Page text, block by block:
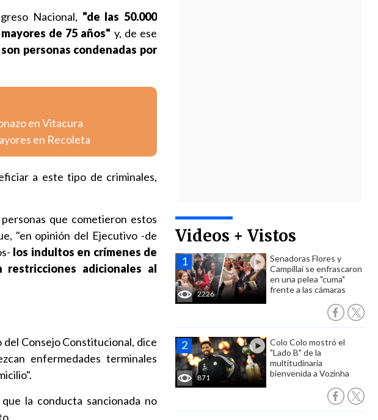
Videos + Vistos
2226
Senadoras Flores y
Campillai se enfrascaron
en una pelea "cuma"
frente a las cámaras
871
Colo Colo mostró el
"Lado B" de la
multitudinaria
bienvenida a Vozinha
Nacional, "de las 50.000
de 75 años" y, de ese
personas condenadas por
en Vitacura
en Recoleta
a este tipo de criminales,
que cometieron estos
"en opinión del Ejecutivo -de
los indultos en crímenes de
restricciones adicionales al
Consejo Constitucional, dice
enfermedades terminales
la conducta sancionada no